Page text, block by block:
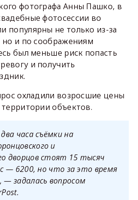
фотографа Анны Пашко, в
фотосессии во
популярны не только из-за
но и по соображениям
был меньше риск попасть
и получить
охладили возросшие цены
объектов.
часа съёмки на
и
дворцов стоят 15 тысяч
— 6200, но что за это время
задалась вопросом